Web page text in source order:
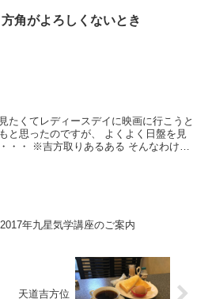
方角がよろしくないとき
たくてレディースデイに映画に行こうと
と思ったのですが、 よくよく日盤を見
※吉方取りあるある そんなわけ
2017年九星気学講座のご案内
天道吉方位